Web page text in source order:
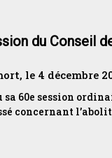
du Conseil
le 4 décembre
60e session
concernant